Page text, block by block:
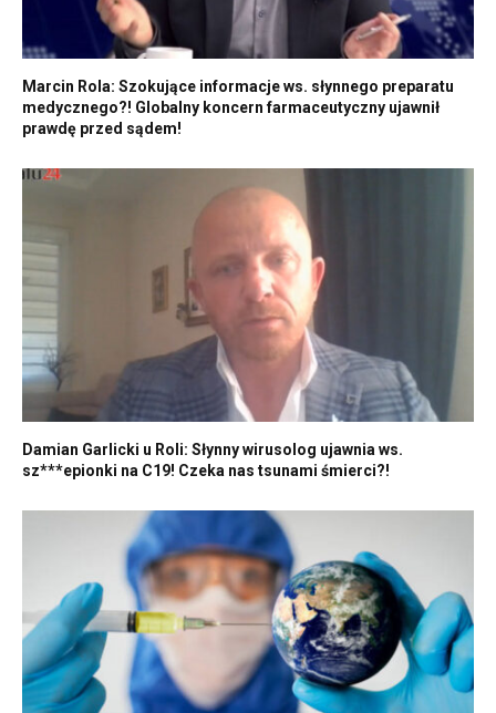
Marcin Rola: Szokujące informacje ws. słynnego preparatu
medycznego?! Globalny koncern farmaceutyczny ujawnił
prawdę przed sądem!
Damian Garlicki u Roli: Słynny wirusolog ujawnia ws.
sz***epionki na C19! Czeka nas tsunami śmierci?!